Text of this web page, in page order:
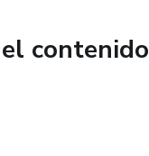
contenido